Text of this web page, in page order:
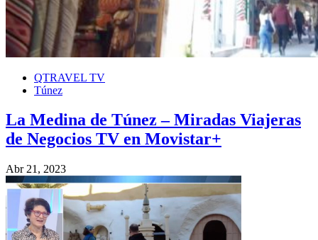
QTRAVEL TV
Túnez
La Medina de Túnez – Miradas Viajeras
de Negocios TV en Movistar+
Abr 21, 2023